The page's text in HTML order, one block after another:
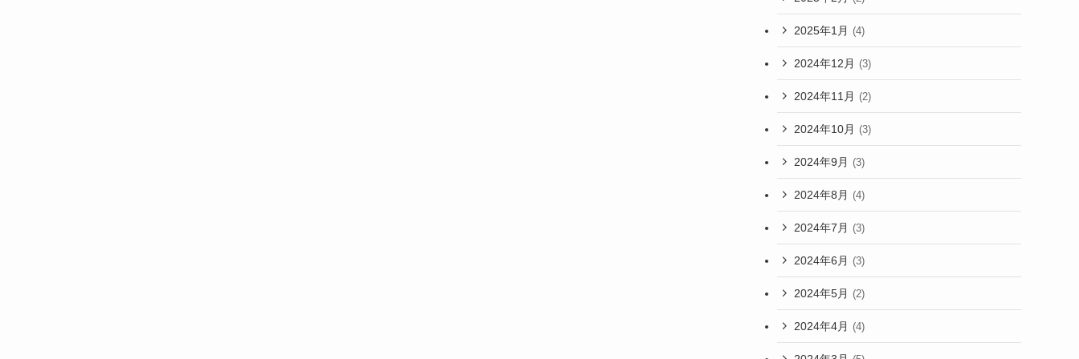
2025年1月 (4)
2024年12月 (3)
2024年11月 (2)
2024年10月 (3)
2024年9月 (3)
2024年8月 (4)
2024年7月 (3)
2024年6月 (3)
2024年5月 (2)
2024年4月 (4)